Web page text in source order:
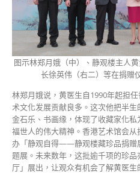
图示林郑月娥（中）、静观楼主人
长徐英伟（右二）等在捐赠
林郑月娥说，黄医生自1990年起担
术文化发展贡献良多。这次他把半
金石乐、书画缘，体现了收藏家化
福世人的伟大精神。香港艺术馆会
办「静观自得——静观楼藏珍品捐赠
题展。未来数年，这批逾千项的珍
厅」展出，让观众有机会了解黄医生